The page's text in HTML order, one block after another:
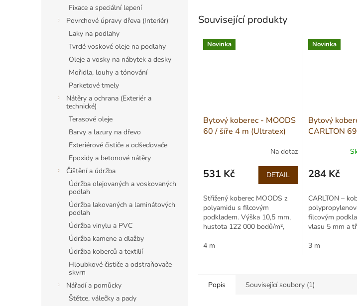
Fixace a speciální lepení
Povrchové úpravy dřeva (Interiér)
Laky na podlahy
Tvrdé voskové oleje na podlahy
Oleje a vosky na nábytek a desky
Mořidla, louhy a tónování
Parketové tmely
Nátěry a ochrana (Exteriér a
technické)
Terasové oleje
Barvy a lazury na dřevo
Exteriérové čističe a odšeďovače
Epoxidy a betonové nátěry
Čištění a údržba
Údržba olejovaných a voskovaných
podlah
Údržba lakovaných a laminátových
podlah
Údržba vinylu a PVC
Údržba kamene a dlažby
Údržba koberců a textilií
Hloubkové čističe a odstraňovače
skvrn
Nářadí a pomůcky
Štětce, válečky a pady
Související produkty
Novinka
Bytový koberec - MOODS
60 / šíře 4 m (Ultratex)
Na dotaz
531 Kč DETAIL
Střižený koberec MOODS z
polyamidu s filcovým
podkladem. Výška 10,5 mm,
hustota 122 000 bodů/m²,
Vhodný i pro podlahové
4 m
Novinka
Bytový
CARLTON
284 Kč
CARLTON –
filcovým
vlasu 5 mm a
židle, role 300
3 m
Popis Související soubory (1)